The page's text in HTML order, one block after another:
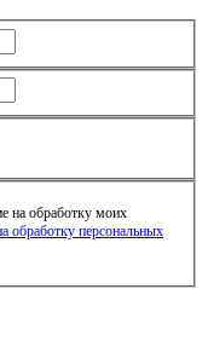
на обработку моих
обработку персональных